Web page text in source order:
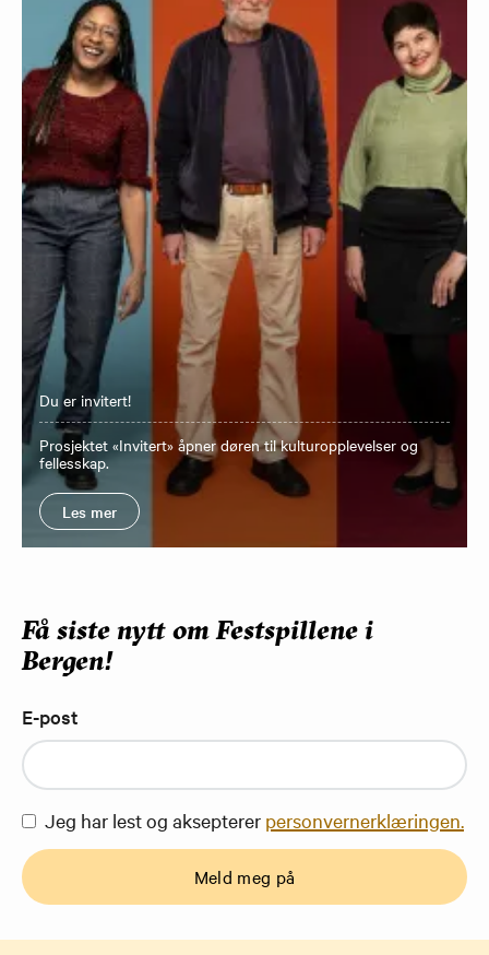
Du er invitert!
Prosjektet «Invitert» åpner døren til kulturopplevelser og
fellesskap.
Les mer
Få siste nytt om Festspillene i
Bergen!
E-post
Jeg har lest og aksepterer personvernerklæringen.
Meld meg på